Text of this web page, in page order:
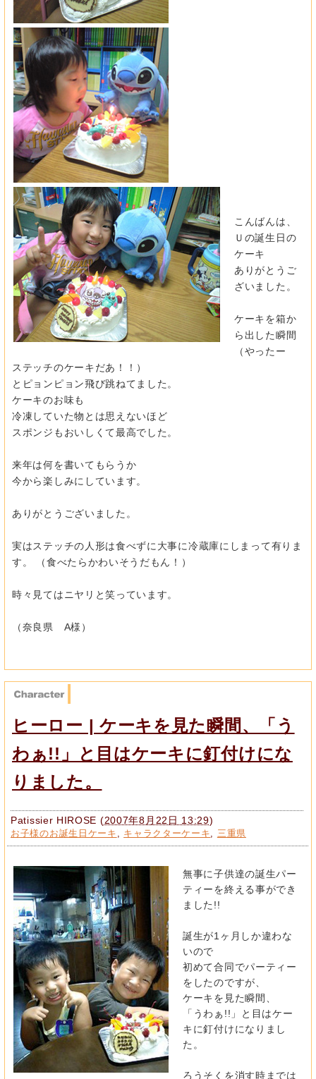
こんばんは、
Ｕの誕生日の
ケーキ
ありがとうご
ざいました。
ケーキを箱か
ら出した瞬間
（やったー
ステッチのケーキだあ！！）
とピョンピョン飛び跳ねてました。
ケーキのお味も
冷凍していた物とは思えないほど
スポンジもおいしくて最高でした。
来年は何を書いてもらうか
今から楽しみにしています。
ありがとうございました。
実はステッチの人形は食べずに大事に冷蔵庫にしまって有りま
す。 （食べたらかわいそうだもん！）
時々見てはニヤリと笑っています。
（奈良県 A様）
ヒーロー | ケーキを見た瞬間、「う
わぁ!!」と目はケーキに釘付けにな
りました。
Patissier HIROSE (2007年8月22日 13:29)
お子様のお誕生日ケーキ キャラクターケーキ 三重県
無事に子供達の誕生パー
ティーを終える事ができ
ました!!
誕生が1ヶ月しか違わな
いので
初めて合同でパーティー
をしたのですが、
ケーキを見た瞬間、
「うわぁ!!」と目はケー
キに釘付けになりまし
た。
ろうそくを消す時までは